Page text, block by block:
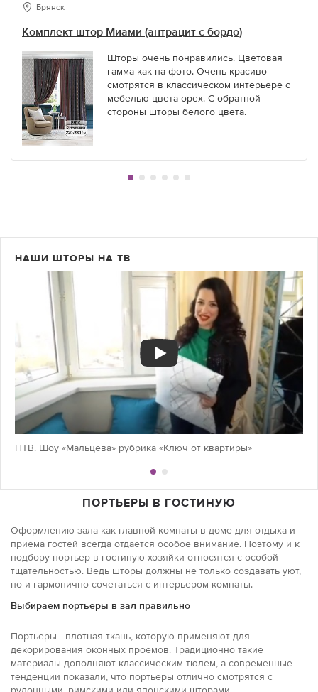
Брянск
Комплект штор Миами (антрацит с бордо)
Шторы очень понравились. Цветовая
гамма как на фото. Очень красиво
смотрятся в классическом интерьере с
мебелью цвета орех. С обратной
стороны шторы белого цвета.
НАШИ ШТОРЫ НА ТВ
НТВ. Шоу «Мальцева» рубрика «Ключ от квартиры»
ПОРТЬЕРЫ В ГОСТИНУЮ
Оформлению зала как главной комнаты в доме для отдыха и
приема гостей всегда отдается особое внимание. Поэтому и к
подбору портьер в гостиную хозяйки относятся с особой
тщательностью. Ведь шторы должны не только создавать уют,
но и гармонично сочетаться с интерьером комнаты.
Выбираем портьеры в зал правильно
Портьеры - плотная ткань, которую применяют для
декорирования оконных проемов. Традиционно такие
материалы дополняют классическим тюлем, а современные
тенденции показали, что портьеры отлично смотрятся с